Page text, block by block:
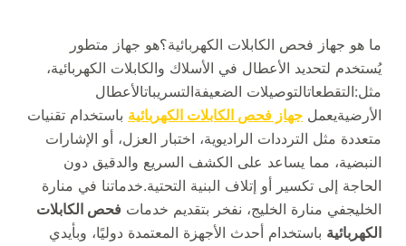
ما هو جهاز فحص الكابلات الكهربائية؟هو جهاز متطور
يُستخدم لتحديد الأعطال في الأسلاك والكابلات الكهربائية،
مثل:التقطعاتالتوصيلات الضعيفةالتسريباتالأعطال
الأرضيةيعمل جهاز فحص الكابلات الكهربائية باستخدام تقنيات
متعددة مثل الترددات الراديوية، اختبار العزل، أو الإشارات
النبضية، مما يساعد على الكشف السريع والدقيق دون
الحاجة إلى تكسير أو إتلاف البنية التحتية.خدماتنا في منارة
الخليجفي منارة الخليج، نفخر بتقديم خدمات فحص الكابلات
الكهربائية باستخدام أحدث الأجهزة المعتمدة دوليًا، وبأيدي